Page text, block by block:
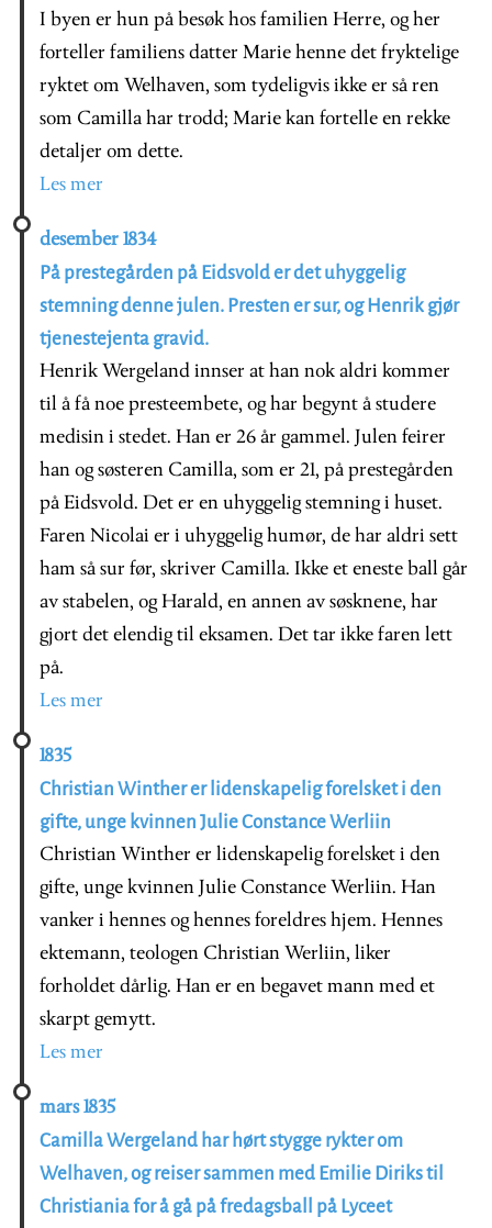
I byen er hun på besøk hos familien Herre, og her
forteller familiens datter Marie henne det fryktelige
ryktet om Welhaven, som tydeligvis ikke er så ren
som Camilla har trodd; Marie kan fortelle en rekke
detaljer om dette.
Les mer
desember 1834
På prestegården på Eidsvold er det uhyggelig
stemning denne julen. Presten er sur, og Henrik gjør
tjenestejenta gravid.
Henrik Wergeland innser at han nok aldri kommer
til å få noe presteembete, og har begynt å studere
medisin i stedet. Han er 26 år gammel. Julen feirer
han og søsteren Camilla, som er 21, på prestegården
på Eidsvold. Det er en uhyggelig stemning i huset.
Faren Nicolai er i uhyggelig humør, de har aldri sett
ham så sur før, skriver Camilla. Ikke et eneste ball går
av stabelen, og Harald, en annen av søsknene, har
gjort det elendig til eksamen. Det tar ikke faren lett
på.
Les mer
1835
Christian Winther er lidenskapelig forelsket i den
gifte, unge kvinnen Julie Constance Werliin
Christian Winther er lidenskapelig forelsket i den
gifte, unge kvinnen Julie Constance Werliin. Han
vanker i hennes og hennes foreldres hjem. Hennes
ektemann, teologen Christian Werliin, liker
forholdet dårlig. Han er en begavet mann med et
skarpt gemytt.
Les mer
mars 1835
Camilla Wergeland har hørt stygge rykter om
Welhaven, og reiser sammen med Emilie Diriks til
Christiania for å gå på fredagsball på Lyceet